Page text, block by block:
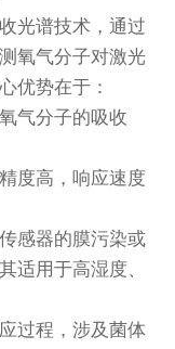
光谱技术，通过
氧气分子对激光
优势在于：
气分子的吸收
度高，响应速度
感器的膜污染或
适用于高湿度、
过程，涉及菌体